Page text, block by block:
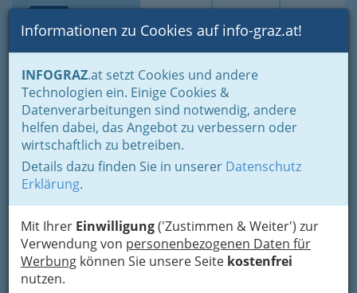
Suche Login Toggle
Informationen zu Cookies auf info-graz.at!
INFOGRAZ.at setzt Cookies und andere
Technologien ein. Einige Cookies &
Datenverarbeitungen sind notwendig, andere
helfen dabei, das Angebot zu verbessern oder
wirtschaftlich zu betreiben.
Details dazu finden Sie in unserer Datenschutz
Erklärung.
Mit Ihrer Einwilligung('Zustimmen & Weiter') zur
Verwendung von personenbezogenen Daten für
Werbung können Sie unsere Seite kostenfrei
nutzen.
Home Branchen Dienstleistungen Postfilialen
Postfilialen
Der Begriff Post ist durch ein
Briefmonopolzu einem allgemeinen Wort der
deutschen Sprache geworden. Die „Post“ gehört
zu einem funktionsfähigen Gemeinwesen, was
seinen Niederschlag auch in Theater, Musik,
Malerei und Literatur gefunden hat. Mit der
Aufhebung der Monopole für
Telekommunikation und Briefe